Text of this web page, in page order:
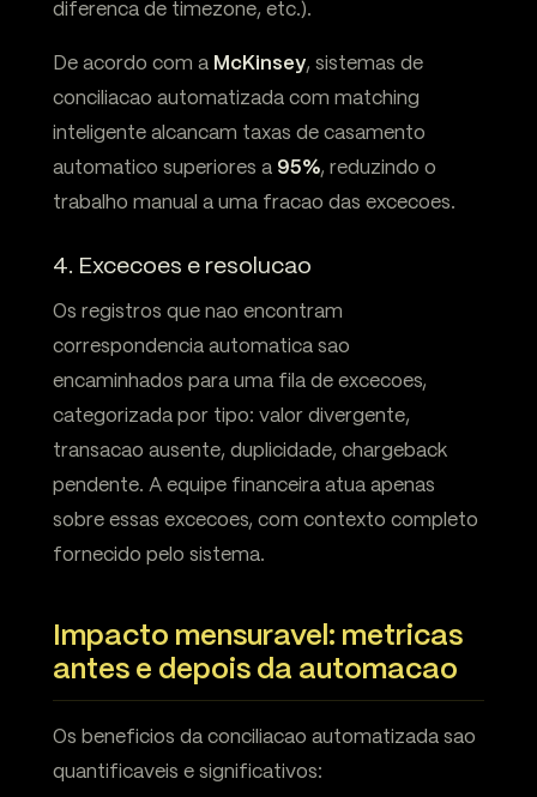
diferenca de timezone, etc.).
De acordo com a McKinsey, sistemas de
conciliacao automatizada com matching
inteligente alcancam taxas de casamento
automatico superiores a 95%, reduzindo o
trabalho manual a uma fracao das excecoes.
4. Excecoes e resolucao
Os registros que nao encontram
correspondencia automatica sao
encaminhados para uma fila de excecoes,
categorizada por tipo: valor divergente,
transacao ausente, duplicidade, chargeback
pendente. A equipe financeira atua apenas
sobre essas excecoes, com contexto completo
fornecido pelo sistema.
Impacto mensuravel: metricas
antes e depois da automacao
Os beneficios da conciliacao automatizada sao
quantificaveis e significativos: